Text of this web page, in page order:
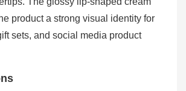
product a strong visual identity for
sets, and social media product